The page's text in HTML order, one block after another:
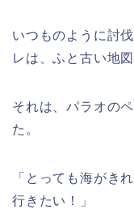
いつものように討
レは、ふと古い地
それは、パラオの
た。
「とっても海がき
行きたい！」